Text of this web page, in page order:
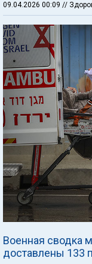
09.04.2026 00:09 //
Военная сводка
доставлены 133